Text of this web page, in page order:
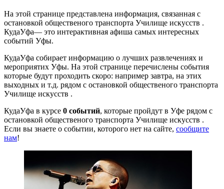
На этой странице представлена информация, связанная с
остановкой общественого транспорта Училище искусств .
КудаУфа— это интерактивная афиша самых интересных
событий Уфы.
КудаУфа собирает информацию о лучших развлечениях и
мероприятих Уфы. На этой странице перечислены события
которые будут проходить скоро: например завтра, на этих
выходных и т.д. рядом с остановкой общественого транспорта
Училище искусств .
КудаУфа в курсе 0 событий, которые пройдут в Уфе рядом с
остановкой общественого транспорта Училище искусств .
Если вы знаете о событии, которого нет на сайте, сообщите
нам!